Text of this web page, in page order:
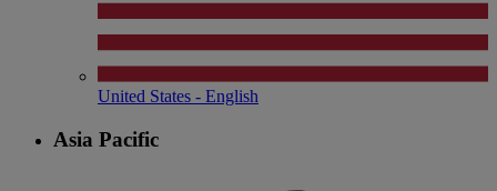
United States - English
Asia Pacific